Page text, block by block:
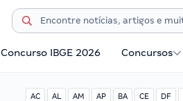
Concurso IBGE 2026 Concursos
AC AL AM AP BA CE DF